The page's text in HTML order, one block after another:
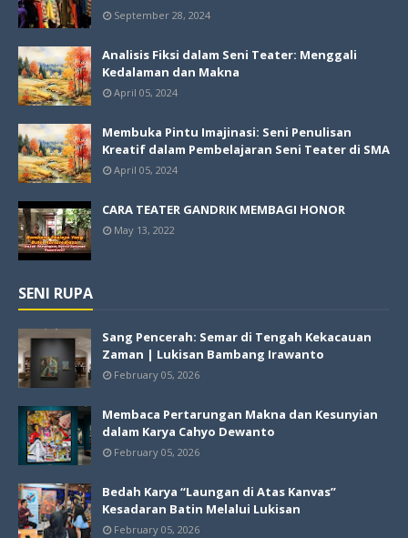
September 28, 2024
Analisis Fiksi dalam Seni Teater: Menggali
Kedalaman dan Makna
April 05, 2024
Membuka Pintu Imajinasi: Seni Penulisan
Kreatif dalam Pembelajaran Seni Teater di SMA
April 05, 2024
CARA TEATER GANDRIK MEMBAGI HONOR
May 13, 2022
SENI RUPA
Sang Pencerah: Semar di Tengah Kekacauan
Zaman | Lukisan Bambang Irawanto
February 05, 2026
Membaca Pertarungan Makna dan Kesunyian
dalam Karya Cahyo Dewanto
February 05, 2026
Bedah Karya “Laungan di Atas Kanvas”
Kesadaran Batin Melalui Lukisan
February 05, 2026